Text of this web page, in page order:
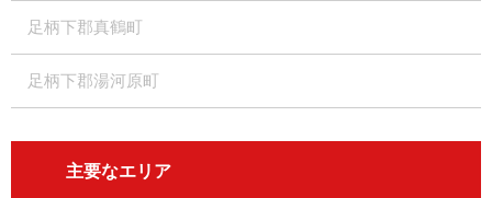
足柄下郡真鶴町
足柄下郡湯河原町
主要なエリア